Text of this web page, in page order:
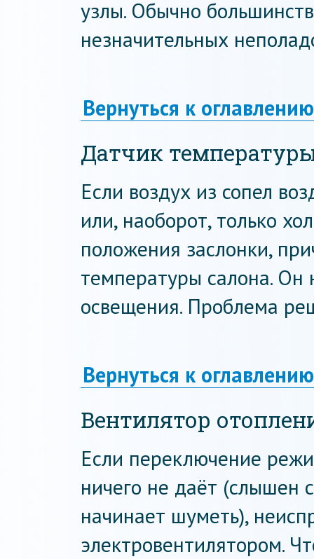
узлы. Обычно
незначительных
Вернуться к оглавлению
Датчик
Если воздух из сопел
или, наоборот, только
положения заслонки,
температуры салона. Он
освещения. Проблема
Вернуться к оглавлению
Вентилятор
Если переключение
ничего не даёт (слышен
начинает шуметь),
электровентилятором.